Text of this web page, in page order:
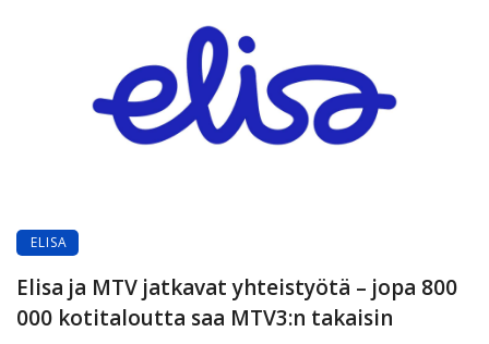
ELISA
Elisa ja MTV jatkavat yhteistyötä – jopa 800
000 kotitaloutta saa MTV3:n takaisin